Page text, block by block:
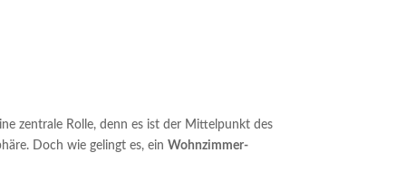
zentrale Rolle, denn es ist der Mittelpunkt des
Doch wie gelingt es, einWohnzimmer-